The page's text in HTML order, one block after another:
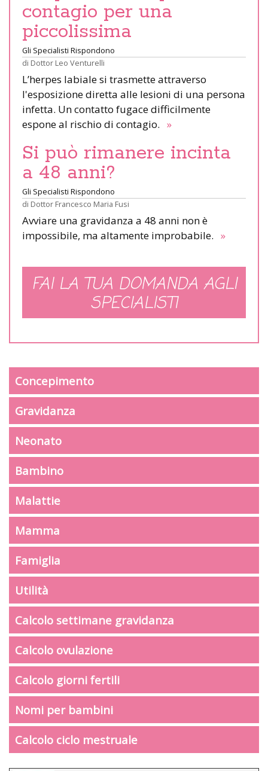
contagio per una
piccolissima
Gli Specialisti Rispondono
di Dottor Leo Venturelli
L’herpes labiale si trasmette attraverso
l'esposizione diretta alle lesioni di una persona
infetta. Un contatto fugace difficilmente
espone al rischio di contagio. »
Si può rimanere incinta
a 48 anni?
Gli Specialisti Rispondono
di Dottor Francesco Maria Fusi
Avviare una gravidanza a 48 anni non è
impossibile, ma altamente improbabile. »
FAI LA TUA DOMANDA AGLI
SPECIALISTI
Concepimento
Gravidanza
Neonato
Bambino
Malattie
Mamma
Famiglia
Utilità
Calcolo settimane gravidanza
Calcolo ovulazione
Calcolo giorni fertili
Nomi per bambini
Calcolo ciclo mestruale